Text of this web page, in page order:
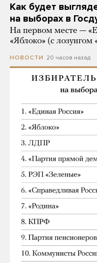
Как будет
на выборах в
На первом месте —
«Яблоко» (с лозунгом
НОВОСТИ 20 часов назад